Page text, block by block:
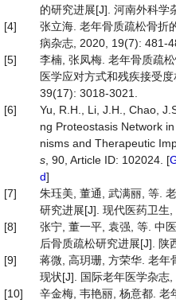
的研究进展[J]. 河南外科学
[4]
张立海. 老年骨质疏松骨折
病杂志, 2020, 19(7): 481-
[5]
李楠, 张凤梅. 老年骨质疏
医学应对方式和残疾接受
39(17): 3018-3021.
[6]
Yu, R.H., Li, J.H., Chao,
ng Proteostasis Network
nisms and Therapeutic
s , 90, Article ID: 102024. [
d]
[7]
朱珏美, 董通, 武满丽, 等.
研究进展[J]. 现代医药卫生
[8]
张宁, 董一平, 袁强, 等. 中
后骨质疏松研究进展[J]. 陕
[9]
蒋微, 高玥珊, 方荣华. 老年
现状[J]. 国际老年医学杂志
[10]
辛金梅, 韦艳丽, 杨意都. 老